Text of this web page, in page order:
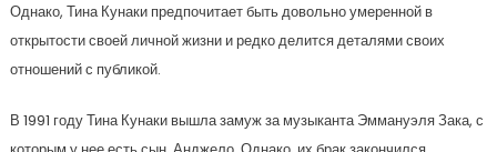
Однако, Тина Кунаки предпочитает быть довольно умеренной в
открытости своей личной жизни и редко делится деталями своих
отношений с публикой.
В 1991 году Тина Кунаки вышла замуж за музыканта Эммануэля Зака, с